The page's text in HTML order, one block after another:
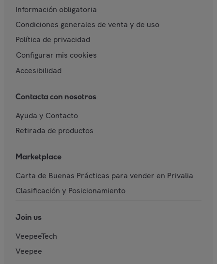
Información obligatoria
Condiciones generales de venta y de uso
Política de privacidad
Configurar mis cookies
Accesibilidad
Contacta con nosotros
Ayuda y Contacto
Retirada de productos
Marketplace
Carta de Buenas Prácticas para vender en Privalia
Clasificación y Posicionamiento
Join us
VeepeeTech
Veepee